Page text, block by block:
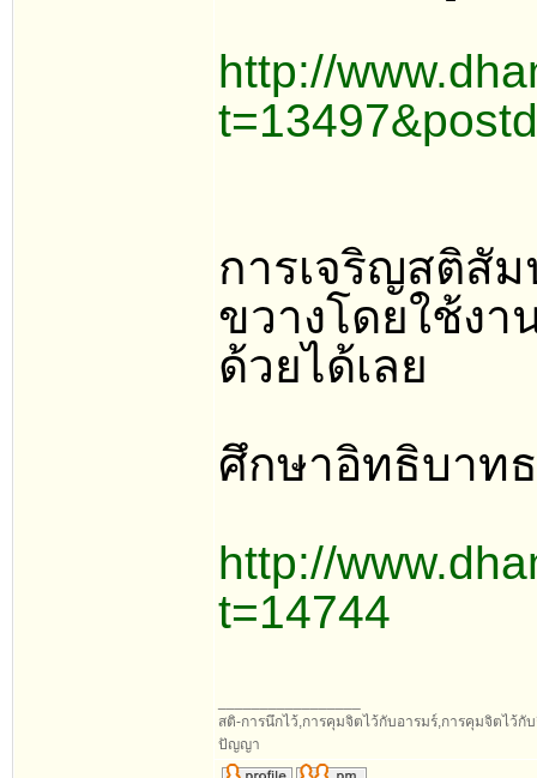
http://
การเจริญสติสั
ขวางโดยใช้ง
ด้วยได้เลย
ศึกษาอิทธิบาท
http://
t=14744
สติ-การนึกไว้,การคุมจิตไว้กับอารมร์,การคุมจิตไว้
ปัญญา